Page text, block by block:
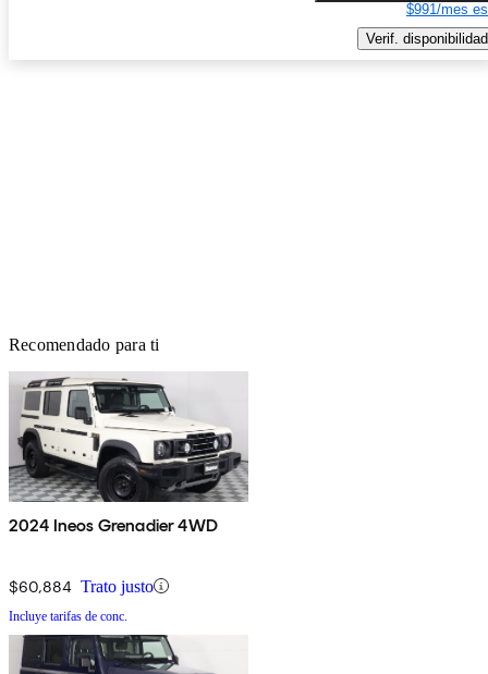
$991/mes
Verif. disponibilidad
Recomendado para ti
2024 Ineos Grenadier 4WD
$60,884 Trato justo
Incluye tarifas de conc.